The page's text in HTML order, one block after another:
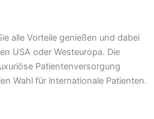
alle Vorteile genießen und dabei
USA oder Westeuropa. Die
Patientenversorgung
Wahl für internationale Patienten.